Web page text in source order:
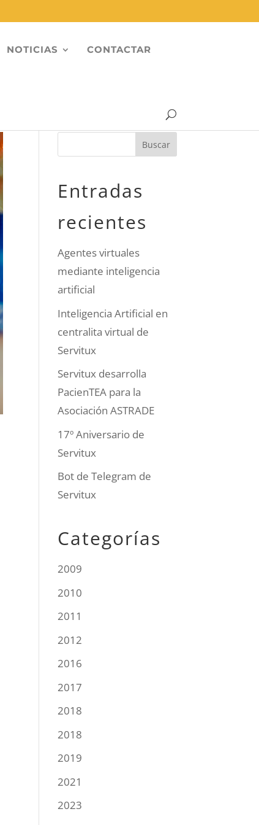
NOTICIAS CONTACTAR
Entradas
recientes
Agentes virtuales
mediante inteligencia
artificial
Inteligencia Artificial en
centralita virtual de
Servitux
Servitux desarrolla
PacienTEA para la
Asociación ASTRADE
17º Aniversario de
Servitux
Bot de Telegram de
Servitux
Categorías
2009
2010
2011
2012
2016
2017
2018
2018
2019
2021
2023